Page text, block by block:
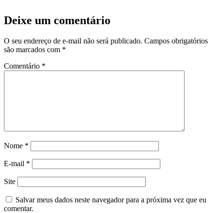
Deixe um comentário
O seu endereço de e-mail não será publicado. Campos obrigatórios
são marcados com *
Comentário *
Nome *
E-mail *
Site
Salvar meus dados neste navegador para a próxima vez que eu
comentar.